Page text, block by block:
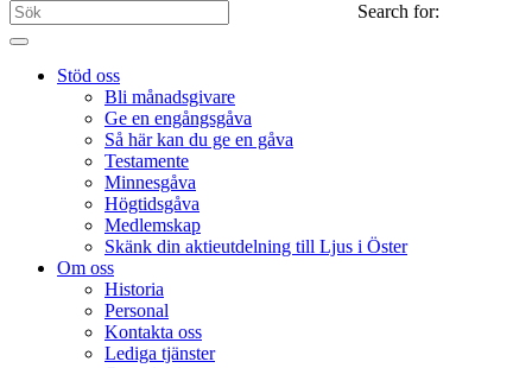
Search for:
Stöd oss
Bli månadsgivare
Ge en engångsgåva
Så här kan du ge en gåva
Testamente
Minnesgåva
Högtidsgåva
Medlemskap
Skänk din aktieutdelning till Ljus i Öster
Om oss
Historia
Personal
Kontakta oss
Lediga tjänster